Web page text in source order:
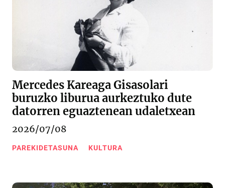
Mercedes Kareaga Gisasolari
buruzko liburua aurkeztuko dute
datorren eguaztenean udaletxean
2026/07/08
PAREKIDETASUNA KULTURA